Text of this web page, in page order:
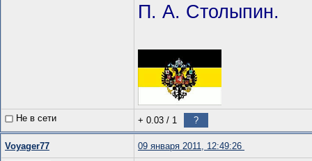
П. А. Столыпин.
Не в сети + 0.03 / 1 ?
Voyager77 09 января 2011, 12:49:26